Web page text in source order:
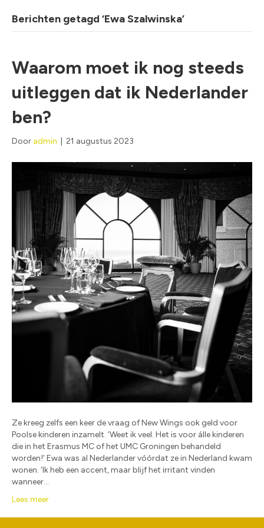
Berichten getagd ‘Ewa Szalwinska’
Waarom moet ik nog steeds
uitleggen dat ik Nederlander
ben?
Door admin 21 augustus 2023
Ze kreeg zelfs een keer de vraag of New Wings ook geld voor
Poolse kinderen inzamelt. ‘Weet ik veel. Het is voor álle kinderen
die in het Erasmus MC of het UMC Groningen behandeld
worden!’ Ewa was al Nederlander vóórdat ze in Nederland kwam
wonen. ‘Ik heb een accent, maar blijf het irritant vinden
wanneer…
Lees meer